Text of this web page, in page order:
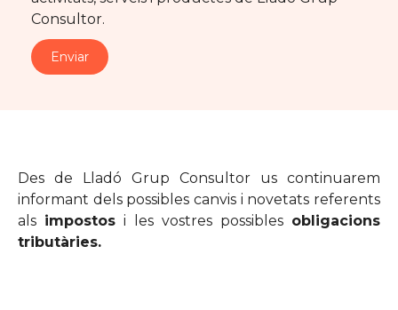
Consultor.
Des de Lladó Grup Consultor us continuarem
informant dels possibles canvis i novetats referents
als impostos i les vostres possibles obligacions
tributàries.